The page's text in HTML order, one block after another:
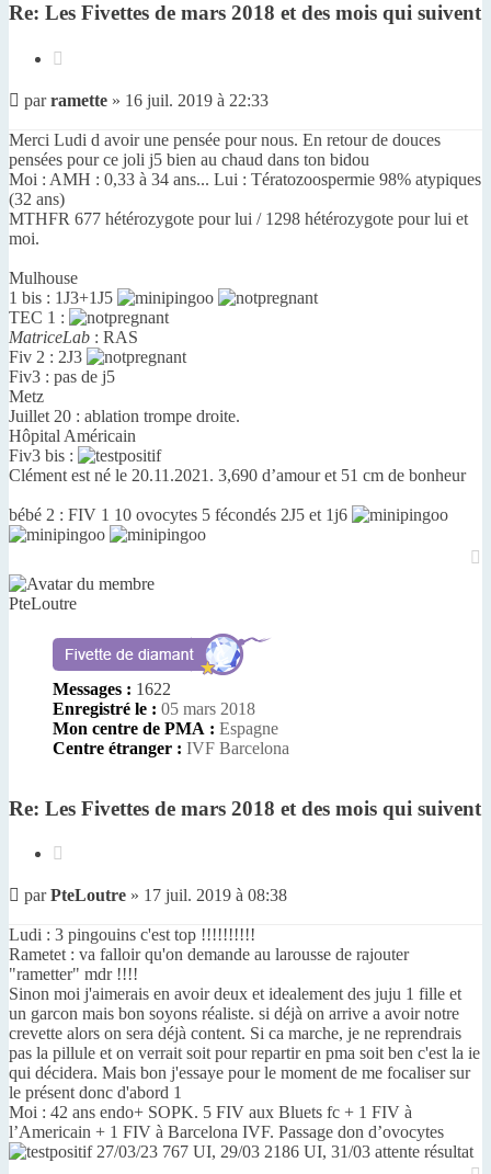
Re: Les Fivettes de mars 2018 et des mois qui suivent
Message
non
lu
parramette » 16 juil. 2019 à 22:33
Merci Ludi d avoir une pensée pour nous. En retour de douces
pensées pour ce joli j5 bien au chaud dans ton bidou
Moi : AMH : 0,33 à 34 ans... Lui : Tératozoospermie 98% atypiques
(32 ans)
MTHFR 677 hétérozygote pour lui / 1298 hétérozygote pour lui et
moi.
Mulhouse
1 bis : 1J3+1J5
TEC 1 :
MatriceLab : RAS
Fiv 2 : 2J3
Fiv3 : pas de j5
Metz
Juillet 20 : ablation trompe droite.
Hôpital Américain
Fiv3 bis :
Clément est né le 20.11.2021. 3,690 d’amour et 51 cm de bonheur
bébé 2 : FIV 1 10 ovocytes 5 fécondés 2J5 et 1j6
PteLoutre
Messages : 1622
Enregistré le : 05 mars 2018
Mon centre de PMA : Espagne
Centre étranger : IVF Barcelona
Re: Les Fivettes de mars 2018 et des mois qui suivent
Message
lu
parPteLoutre » 17 juil. 2019 à 08:38
Ludi : 3 pingouins c'est top !!!!!!!!!!
Rametet : va falloir qu'on demande au larousse de rajouter
"rametter" mdr !!!!
Sinon moi j'aimerais en avoir deux et idealement des juju 1 fille et
un garcon mais bon soyons réaliste. si déjà on arrive a avoir notre
crevette alors on sera déjà content. Si ca marche, je ne reprendrais
pas la pillule et on verrait soit pour repartir en pma soit ben c'est la ie
qui décidera. Mais bon j'essaye pour le moment de me focaliser sur
le présent donc d'abord 1
Moi : 42 ans endo+ SOPK. 5 FIV aux Bluets fc + 1 FIV à
l’Americain + 1 FIV à Barcelona IVF. Passage don d’ovocytes
27/03/23 767 UI, 29/03 2186 UI, 31/03 attente résultat